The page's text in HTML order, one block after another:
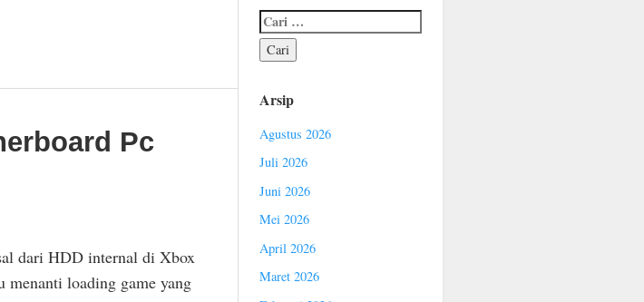
Pc
dari HDD internal di Xbox
loading game yang
Arsip
Agustus 2026
Juli 2026
Juni 2026
Mei 2026
April 2026
Maret 2026